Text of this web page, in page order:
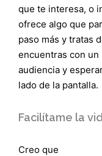
que te interesa, o
ofrece algo que
paso más y tratas
encuentras con
audiencia y
lado de la pantalla.
Facilítame la
Creo que